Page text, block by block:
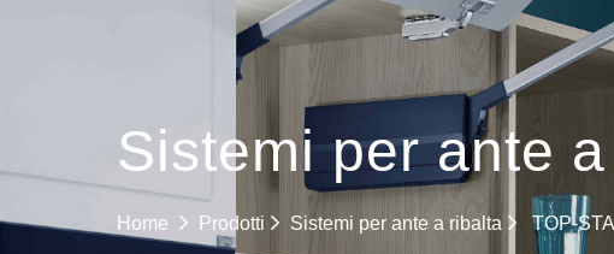
Sistemi per ante
Home Prodotti Sistemi per ante a ribalta TOP-